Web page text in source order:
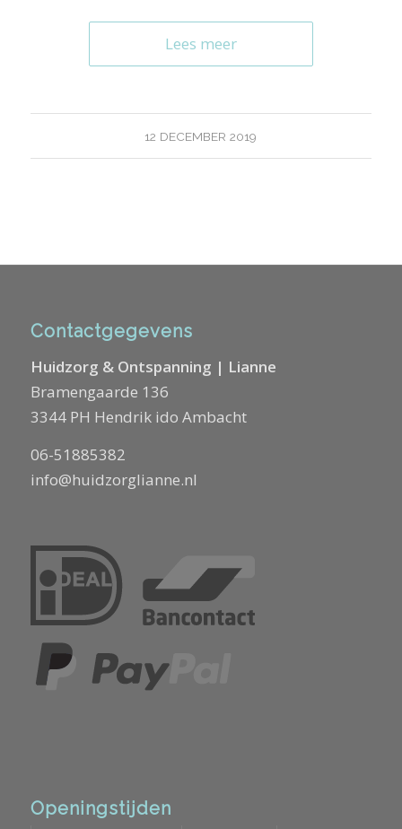
Lees meer
12 DECEMBER 2019
Contactgegevens
Huidzorg & Ontspanning | Lianne
Bramengaarde 136
3344 PH Hendrik ido Ambacht
06-51885382
info@huidzorglianne.nl
Openingstijden